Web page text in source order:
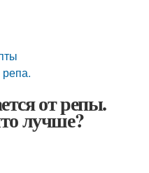
от репы.
лучше?